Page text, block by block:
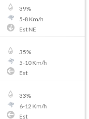
39%
5-8Km/h
Est NE
35%
5-10Km/h
Est
33%
6-12 Km/h
Est